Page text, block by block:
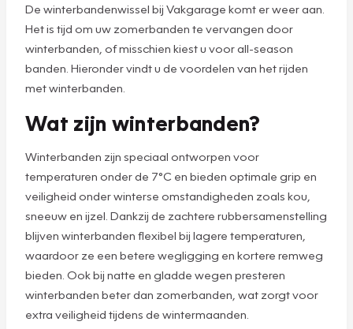
De winterbandenwissel bij Vakgarage komt er weer aan.
Het is tijd om uw zomerbanden te vervangen door
winterbanden, of misschien kiest u voor all-season
banden. Hieronder vindt u de voordelen van het rijden
met winterbanden.
Wat zijn winterbanden?
Winterbanden zijn speciaal ontworpen voor
temperaturen onder de 7°C en bieden optimale grip en
veiligheid onder winterse omstandigheden zoals kou,
sneeuw en ijzel. Dankzij de zachtere rubbersamenstelling
blijven winterbanden flexibel bij lagere temperaturen,
waardoor ze een betere wegligging en kortere remweg
bieden. Ook bij natte en gladde wegen presteren
winterbanden beter dan zomerbanden, wat zorgt voor
extra veiligheid tijdens de wintermaanden.